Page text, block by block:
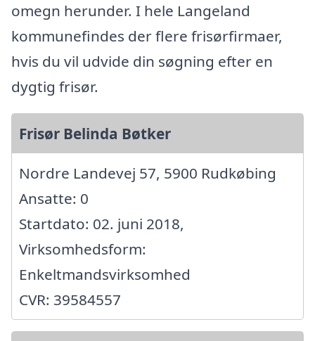
omegn herunder. I hele Langeland
kommunefindes der flere frisørfirmaer,
hvis du vil udvide din søgning efter en
dygtig frisør.
Frisør Belinda Bøtker
Nordre Landevej 57, 5900 Rudkøbing
Ansatte: 0
Startdato: 02. juni 2018,
Virksomhedsform:
Enkeltmandsvirksomhed
CVR: 39584557